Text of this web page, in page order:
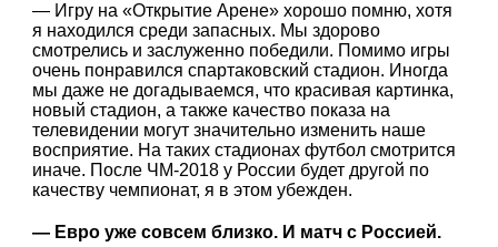
— Игру на «Открытие Арене» хорошо помню, хотя
я находился среди запасных. Мы здорово
смотрелись и заслуженно победили. Помимо игры
очень понравился спартаковский стадион. Иногда
мы даже не догадываемся, что красивая картинка,
новый стадион, а также качество показа на
телевидении могут значительно изменить наше
восприятие. На таких стадионах футбол смотрится
иначе. После ЧМ-2018 у России будет другой по
качеству чемпионат, я в этом убежден.
— Евро уже совсем близко. И матч с Россией.